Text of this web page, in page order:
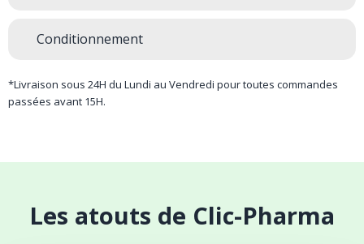
Conditionnement
*Livraison sous 24H du Lundi au Vendredi pour toutes commandes
passées avant 15H.
Les atouts de Clic-Pharma